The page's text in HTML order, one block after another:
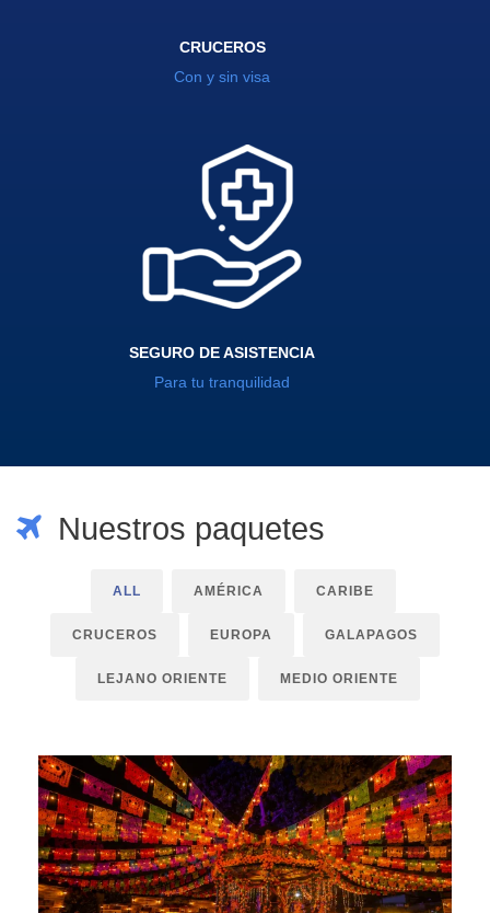
CRUCEROS
Con y sin visa
SEGURO DE ASISTENCIA
Para tu tranquilidad
Nuestros paquetes
ALL AMÉRICA CARIBE
CRUCEROS EUROPA GALAPAGOS
LEJANO ORIENTE MEDIO ORIENTE